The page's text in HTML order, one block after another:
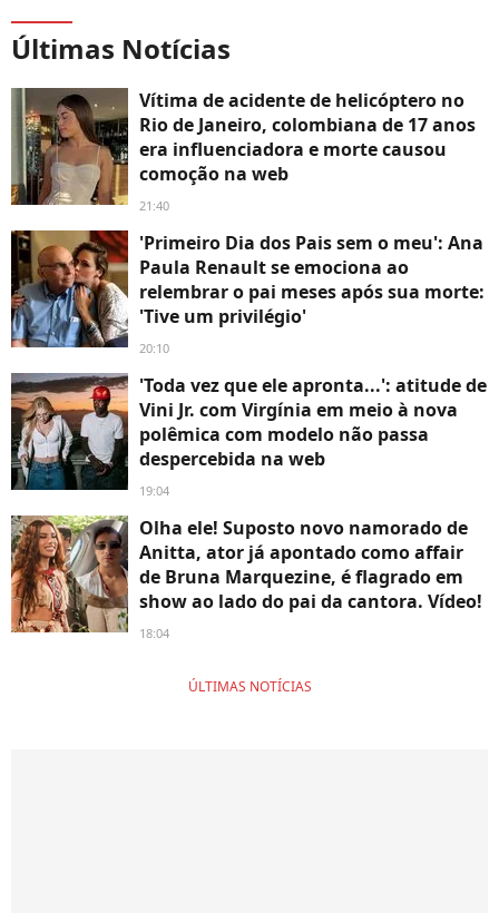
Últimas Notícias
Vítima de acidente de helicóptero no
Rio de Janeiro, colombiana de 17 anos
era influenciadora e morte causou
comoção na web
21:40
'Primeiro Dia dos Pais sem o meu': Ana
Paula Renault se emociona ao
relembrar o pai meses após sua morte:
'Tive um privilégio'
20:10
'Toda vez que ele apronta...': atitude de
Vini Jr. com Virgínia em meio à nova
polêmica com modelo não passa
despercebida na web
19:04
Olha ele! Suposto novo namorado de
Anitta, ator já apontado como affair
de Bruna Marquezine, é flagrado em
show ao lado do pai da cantora. Vídeo!
18:04
ÚLTIMAS NOTÍCIAS